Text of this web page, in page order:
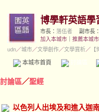
博學軒英語學
市長： 落伍者 副市長：
加入本城市
推薦本城市
udn／城市／文學創作／文學賞析／
本城市首頁
討論區／聖經
以色列人出埃及和進入迦